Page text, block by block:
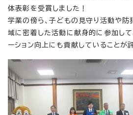
体表彰を受賞しました！
学業の傍ら、子どもの見守り活動や防
域に密着した活動に献身的に参加して
ーション向上にも貢献していることが